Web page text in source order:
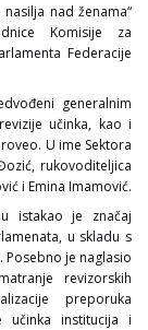
nad ženama“
Komisije za
Federacije
generalnim
učinka, kao i
U ime Sektora
rukovoditeljica
i Emina Imamović.
istakao je značaj
u skladu s
Posebno je naglasio
revizorskih
preporuka
učinka institucija i